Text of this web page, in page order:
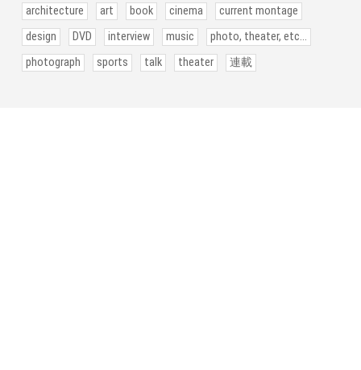
architecture art book cinema
current montage
design
DVD interview music
photo, theater, etc...
photograph
sports talk theater 連載